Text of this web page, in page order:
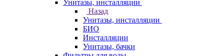
Унитазы, инсталляции
Назад
Унитазы, инсталляции
БИО
Инсталляции
Унитазы, бачки